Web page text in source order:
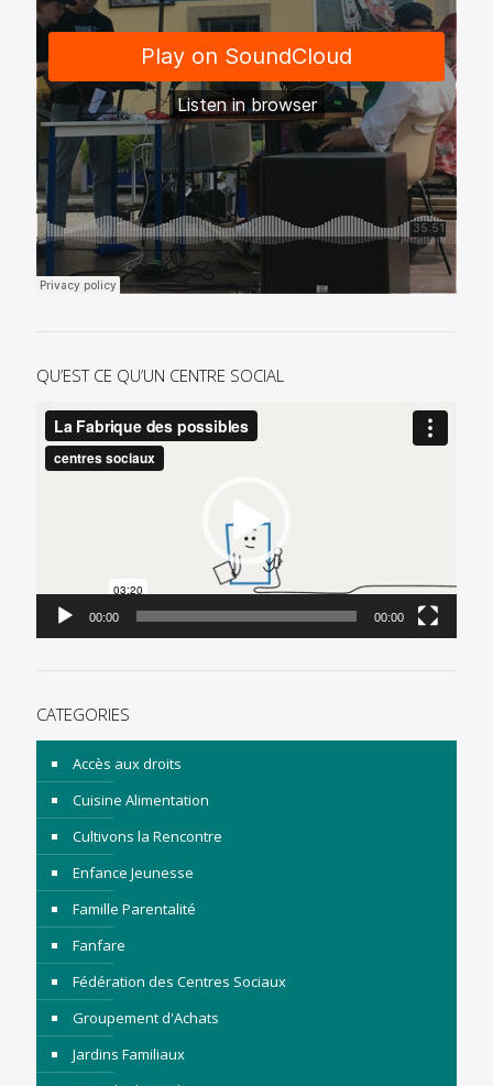
QU’EST CE QU’UN CENTRE SOCIAL
Lecteur
vidéo
00:00 00:00
CATEGORIES
Accès aux droits
Cuisine Alimentation
Cultivons la Rencontre
Enfance Jeunesse
Famille Parentalité
Fanfare
Fédération des Centres Sociaux
Groupement d'Achats
Jardins Familiaux